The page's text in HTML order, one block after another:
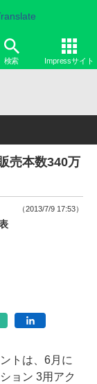
検索 Impressサイト
売本数340万
（2013/7/9 17:53）
トは、6月に
ョン 3用アク